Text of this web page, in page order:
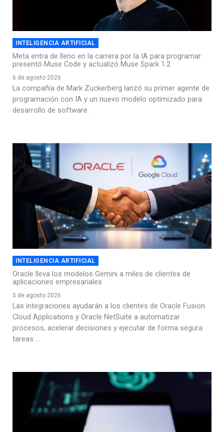
INTELIGENCIA ARTIFICIAL
Meta entra de lleno en la carrera por la IA para programar:
presentó Muse Code y actualizó Muse Spark 1.2
6 de agosto 2026
La compañía de Mark Zuckerberg lanzó su primer agente de
programación con IA y un nuevo modelo optimizado para
desarrollo de software.
INTELIGENCIA ARTIFICIAL
Oracle lleva los modelos Gemini a miles de clientes de
aplicaciones empresariales
5 de agosto 2026
Las integraciones ayudarán a los clientes de Oracle Fusion
Cloud Applications y Oracle NetSuite a automatizar
procesos, acelerar decisiones y ejecutar de forma segura
tareas ...